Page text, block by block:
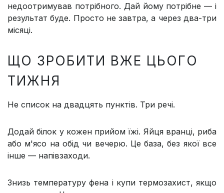
недоотримував потрібного. Дай йому потрібне — і
результат буде. Просто не завтра, а через два-три
місяці.
ЩО ЗРОБИТИ ВЖЕ ЦЬОГО
ТИЖНЯ
Не список на двадцять пунктів. Три речі.
Додай білок у кожен прийом їжі. Яйця вранці, риба
або м'ясо на обід чи вечерю. Це база, без якої все
інше — напівзаходи.
Знизь температуру фена і купи термозахист, якщо